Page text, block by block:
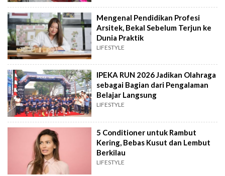
Mengenal Pendidikan Profesi
Arsitek, Bekal Sebelum Terjun ke
Dunia Praktik
LIFESTYLE
IPEKA RUN 2026 Jadikan Olahraga
sebagai Bagian dari Pengalaman
Belajar Langsung
LIFESTYLE
5 Conditioner untuk Rambut
Kering, Bebas Kusut dan Lembut
Berkilau
LIFESTYLE